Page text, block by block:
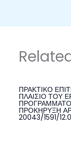
ΠΡΑΚΤΙΚΟ
ΠΛΑΙΣΙΟ ΤΟΥ
ΠΡΟΓΡΑΜΜΑΤΟΣ
ΠΡΟΚΗΡΥΞΗ
20043/1591/